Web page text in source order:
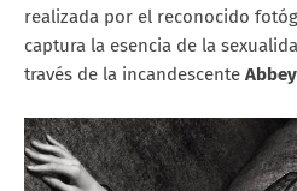
realizada por el reconocido
captura la esencia de la
través de la incandescente